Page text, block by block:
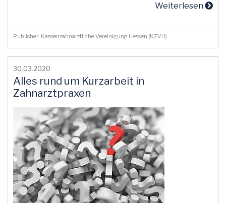
Weiterlesen
Publisher: Kassenzahnärztliche Vereinigung Hessen (KZVH)
30.03.2020
Alles rund um Kurzarbeit in
Zahnarztpraxen